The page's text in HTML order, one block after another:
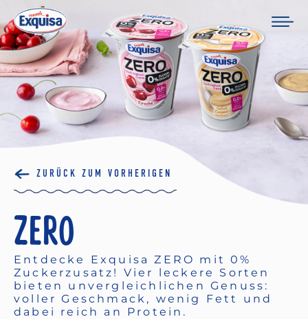
ZURÜCK ZUM VORHERIGEN
ZERO
Entdecke Exquisa ZERO mit 0%
Zuckerzusatz! Vier leckere Sorten
bieten unvergleichlichen Genuss:
voller Geschmack, wenig Fett und
dabei reich an Protein.